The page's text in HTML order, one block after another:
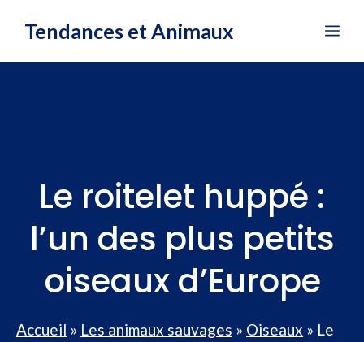
Tendances et Animaux
Le roitelet huppé :
l’un des plus petits
oiseaux d’Europe
Accueil » Les animaux sauvages » Oiseaux » Le